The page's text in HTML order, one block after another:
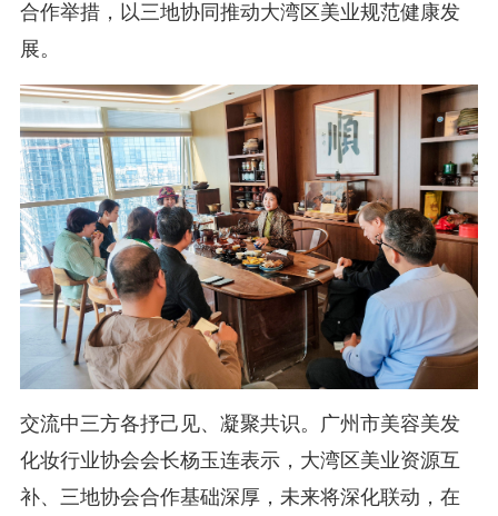
合作举措，以三地协同推动大湾区美业规范健康发
展。
交流中三方各抒己见、凝聚共识。广州市美容美发
化妆行业协会会长杨玉连表示，大湾区美业资源互
补、三地协会合作基础深厚，未来将深化联动，在